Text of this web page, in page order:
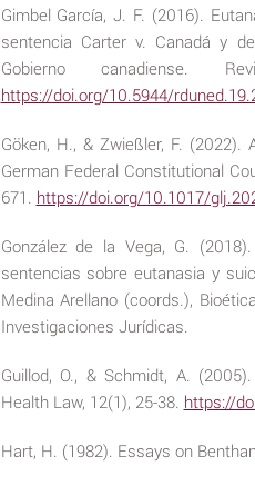
Gimbel García, J. F. (2016).
sentencia Carter v. Canadá y
Gobierno canadiense.
https://doi.org/10.5944/
Göken, H., & Zwießler, F.
German Federal Constitutional
671. https://doi.org/10.1017/
González de la Vega, G.
sentencias sobre eutanasia y
Medina Arellano (coords.),
Investigaciones Jurídicas.
Guillod, O., & Schmidt, A.
Health Law, 12(1), 25-38. https://
Hart, H. (1982). Essays on